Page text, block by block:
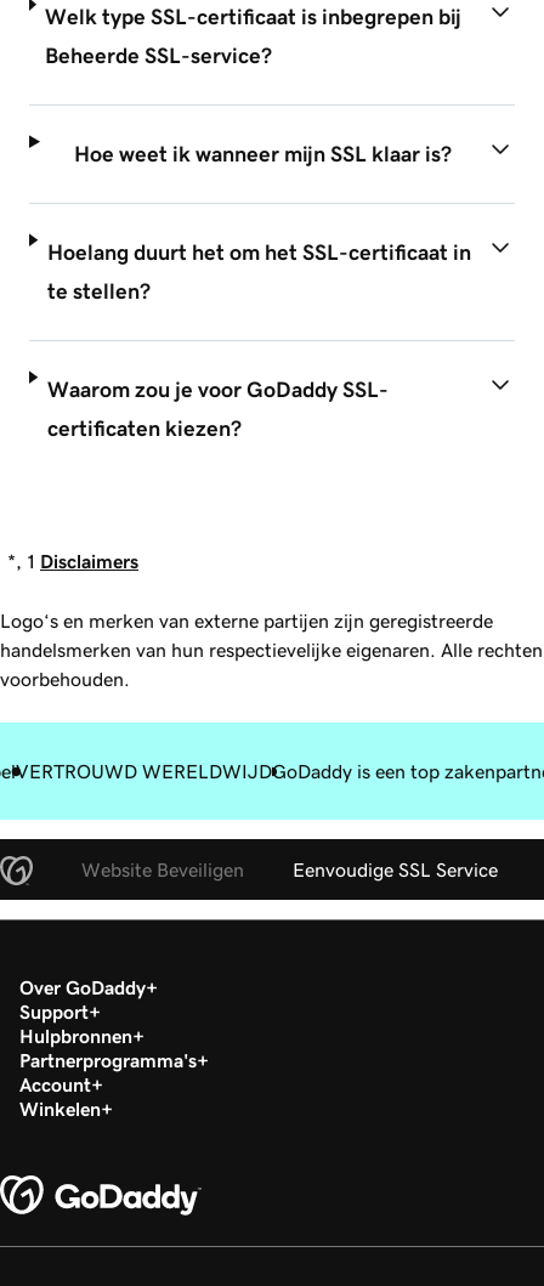
Welk type SSL-certificaat is inbegrepen bij
Beheerde SSL-service?
Hoe weet ik wanneer mijn SSL klaar is?
Hoelang duurt het om het SSL-certificaat in
te stellen?
Waarom zou je voor GoDaddy SSL-
certificaten kiezen?
*, 1 Disclaimers
Logo‘s en merken van externe partijen zijn geregistreerde
handelsmerken van hun respectievelijke eigenaren. Alle rechten
voorbehouden.
VERTROUWD WERELDWIJDGoDaddy is een top
Website Beveiligen Eenvoudige SSL Service
Over GoDaddy
Support
Hulpbronnen
Partnerprogramma's
Account
Winkelen